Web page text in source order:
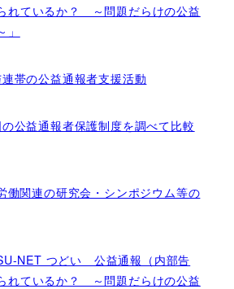
れているか？ ～問題だらけの公益
帯の公益通報者支援活動
公益通報者保護制度を調べて比較
働関連の研究会・シンポジウム等の
NET つどい 公益通報（内部告
れているか？ ～問題だらけの公益